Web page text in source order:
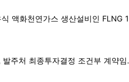
액화천연가스 생산설비인 FLNG 1
발주처 최종투자결정 조건부 계약임.